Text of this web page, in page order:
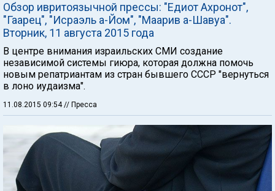
Обзор ивритоязычной прессы: "Едиот Ахронот",
"Гаарец", "Исраэль а-Йом", "Маарив а-Шавуа".
Вторник, 11 августа 2015 года
В центре внимания израильских СМИ создание
независимой системы гиюра, которая должна помочь
новым репатриантам из стран бывшего СССР "вернуться
в лоно иудаизма".
11.08.2015 09:54// Пресса